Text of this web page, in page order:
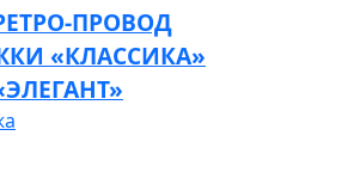
ПРОВОД
«КЛАССИКА»